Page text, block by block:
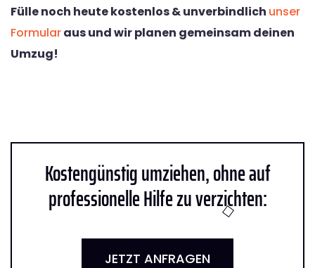
Fülle noch heute kostenlos & unverbindlich unser
Formularaus und wir planen gemeinsam deinen
Umzug!
Kostengünstig umziehen, ohne auf
professionelle Hilfe zu verzichten:
JETZT ANFRAGEN